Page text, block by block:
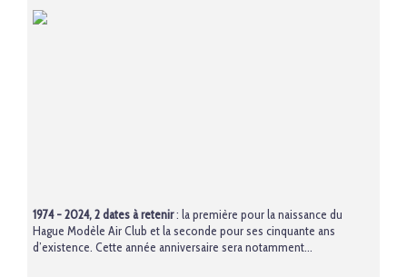
1974 - 2024, 2 dates à retenir: la première pour la naissance du
Hague Modèle Air Club et la seconde pour ses cinquante ans
d’existence. Cette année anniversaire sera notamment...